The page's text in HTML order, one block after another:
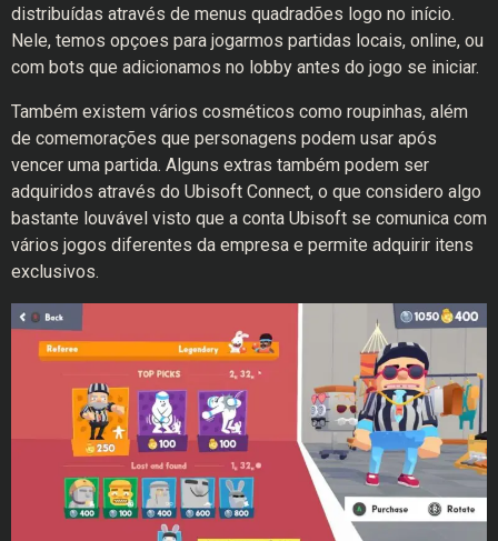
distribuídas através de menus quadradões logo no início.
Nele, temos opçoes para jogarmos partidas locais, online, ou
com bots que adicionamos no lobby antes do jogo se iniciar.
Também existem vários cosméticos como roupinhas, além
de comemorações que personagens podem usar após
vencer uma partida. Alguns extras também podem ser
adquiridos através do Ubisoft Connect, o que considero algo
bastante louvável visto que a conta Ubisoft se comunica com
vários jogos diferentes da empresa e permite adquirir itens
exclusivos.